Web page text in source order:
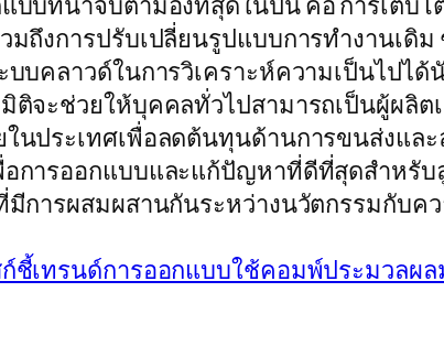
ถึงการปรับเปลี่ยนรูปแบบการทำงานเดิ
บคลาวด์ในการวิเคราะห์ความเป็นไปไ
จะช่วยให้บุคคลทั่วไปสามารถเป็นผู้ผลิต
นประเทศเพื่อลดต้นทุนด้านการขนส่งแล
การออกแบบและแก้ปัญหาที่ดีที่สุดสำหรับ
การผสมผสานกันระหว่างนวัตกรรมกับค
ก์ชี้เทรนด์การออกแบบใช้คอมพ์ประมวลผ